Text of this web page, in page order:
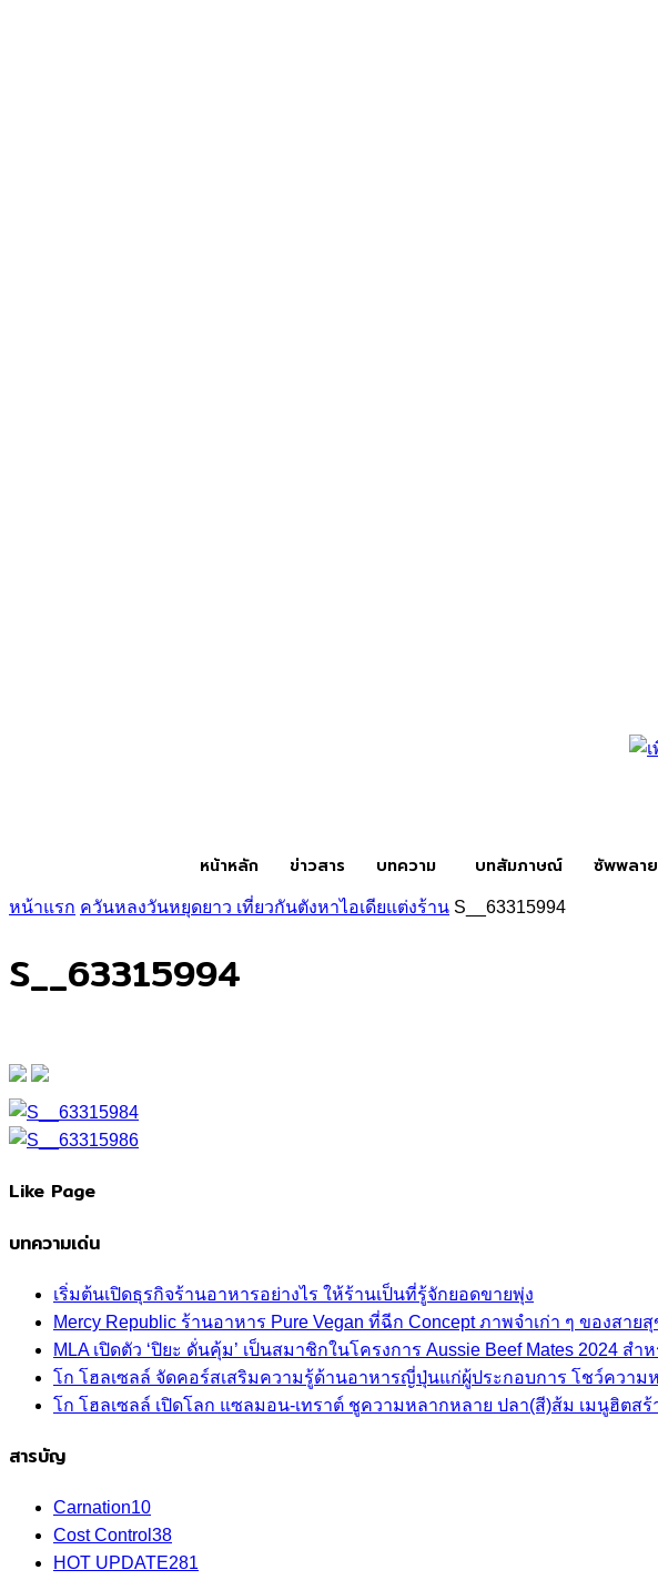
หน้าหลัก ข่าวสาร บทความ บทสัมภาษณ์ ซัพพลา
หน้าแรก ควันหลงวันหยุดยาว เที่ยวกันตังหาไอเดียแต่งร้าน S__63315994
S__63315994
Like Page
บทความเด่น
เริ่มต้นเปิดธุรกิจร้านอาหารอย่างไร ให้ร้านเป็นที่รู้จักยอดขายพุ่ง
Mercy Republic ร้านอาหาร Pure Vegan ที่ฉีก Concept ภาพจำเก่า ๆ ของสาย
MLA เปิดตัว ‘ปิยะ ดั่นคุ้ม’ เป็นสมาชิกในโครงการ Aussie Beef Mates 2024 สำ
โก โฮลเซลล์ จัดคอร์สเสริมความรู้ด้านอาหารญี่ปุ่นแก่ผู้ประกอบการ โชว์ควา
โก โฮลเซลล์ เปิดโลก แซลมอน-เทราต์ ชูความหลากหลาย ปลา(สี)ส้ม เมนูฮิตส
สารบัญ
Carnation10
Cost Control 38
HOT UPDATE281